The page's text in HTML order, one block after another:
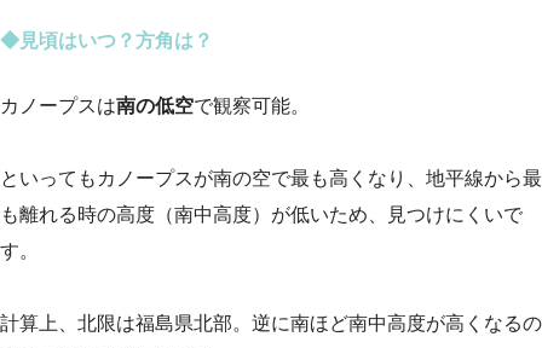
◆見頃はいつ？方角は？
カノープスは南の低空で観察可能。
といってもカノープスが南の空で最も高くなり、地平線から最
も離れる時の高度（南中高度）が低いため、見つけにくいで
す。
計算上、北限は福島県北部。逆に南ほど南中高度が高くなるの